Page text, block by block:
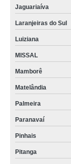
Jaguariaíva
Laranjeiras do Sul
Luiziana
MISSAL
Mamborê
Matelândia
Palmeira
Paranavaí
Pinhais
Pitanga